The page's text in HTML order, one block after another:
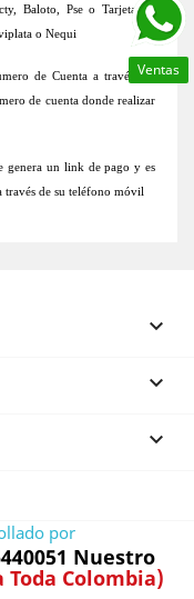
Nuestro
Toda Colombia)
Baloto, Pse o Tarjeta de
o Nequi
de Cuenta a través del
de cuenta donde realizar
genera un link de pago y es
través de su teléfono móvil



Ventas
por